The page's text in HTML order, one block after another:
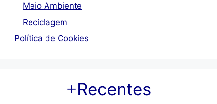
Meio Ambiente
Reciclagem
Política de Cookies
+Recentes